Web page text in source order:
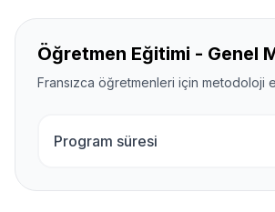
Öğretmen Eğitimi - Genel
Fransızca öğretmenleri için metodoloji
Program süresi